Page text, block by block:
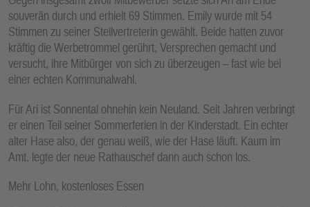
souverän durch und erhielt 69 Stimmen. Emily wurde mit 54
Stimmen zu seiner Stellvertreterin gewählt. Beide hatten zuvor
kräftig die Werbetrommel gerührt, Versprechen gemacht und
versucht, ihre Mitbürger von sich zu überzeugen – fast wie bei
einer echten Kommunalwahl.
Für Ari ist Sonnental ohnehin kein Neuland. Seit Jahren verbringt
er einen Teil seiner Sommerferien in der Kinderstadt. Ein echter
alter Hase also, der genau weiß, wie der Hase läuft. Kaum im
Amt, legte der neue Rathauschef dann auch schon los.
Mehr Lohn, kostenloses Essen